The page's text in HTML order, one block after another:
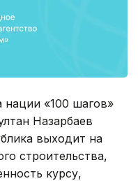
нации «100 шагов»
Назарбаев
выходит на
строительства,
курсу,